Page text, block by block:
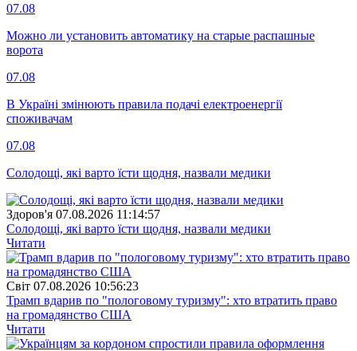
07.08
Можно ли установить автоматику на старые распашные
ворота
07.08
В Україні змінюють правила подачі електроенергії
споживачам
07.08
Солодощі, які варто їсти щодня, назвали медики
Здоров'я 07.08.2026 11:14:57
Солодощі, які варто їсти щодня, назвали медики
Читати
Свiт 07.08.2026 10:56:23
Трамп вдарив по "пологовому туризму": хто втратить право
на громадянство США
Читати